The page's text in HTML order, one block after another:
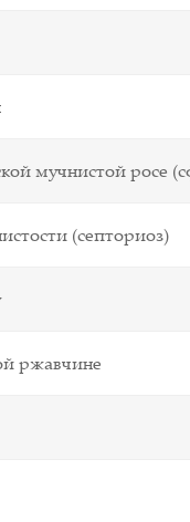
мучнистой росе
(септориоз)
ржавчине